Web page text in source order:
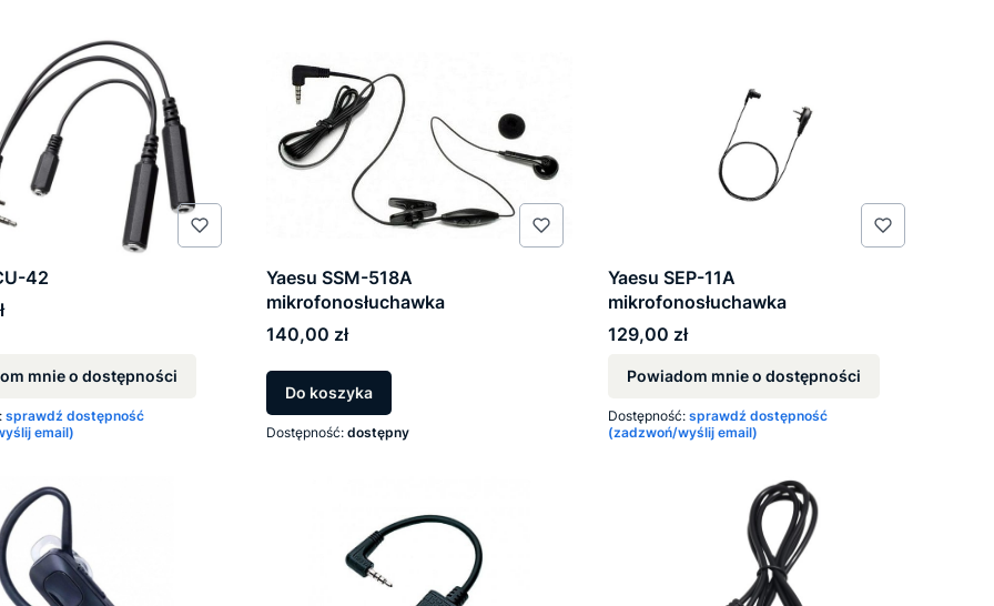
przewijanie
42
mnie o dostępności
sprawdź dostępność
email)
Yaesu SSM-518A
mikrofonosłuchawka
Cena
140,00 zł
Do koszyka
Dostępność: dostępny
Yaesu SEP-11A
mikrofonosłuchawka
Cena
129,00 zł
Powiadom mnie o dostępności
Dostępność: sprawdź dostępność
(zadzwoń/wyślij email)